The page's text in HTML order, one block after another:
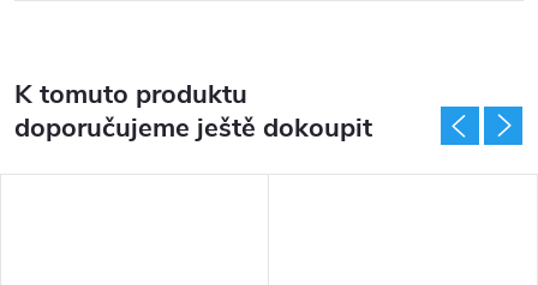
K tomuto produktu
doporučujeme ještě dokoupit